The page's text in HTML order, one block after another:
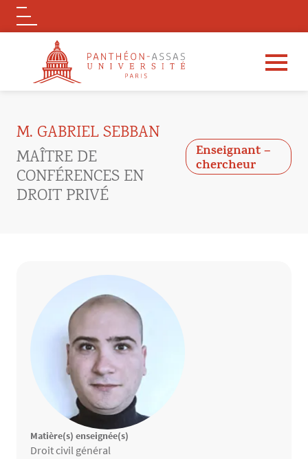
Logo
M. GABRIEL SEBBAN
MAÎTRE DE
CONFÉRENCES EN
DROIT PRIVÉ
Enseignant –
chercheur
Matière(s) enseignée(s)
Matières enseignées
Droit civil général